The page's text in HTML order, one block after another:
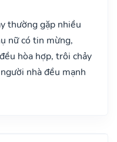
thường gặp nhiều
nữ có tin mừng,
hòa hợp, trôi chảy
nhà đều mạnh